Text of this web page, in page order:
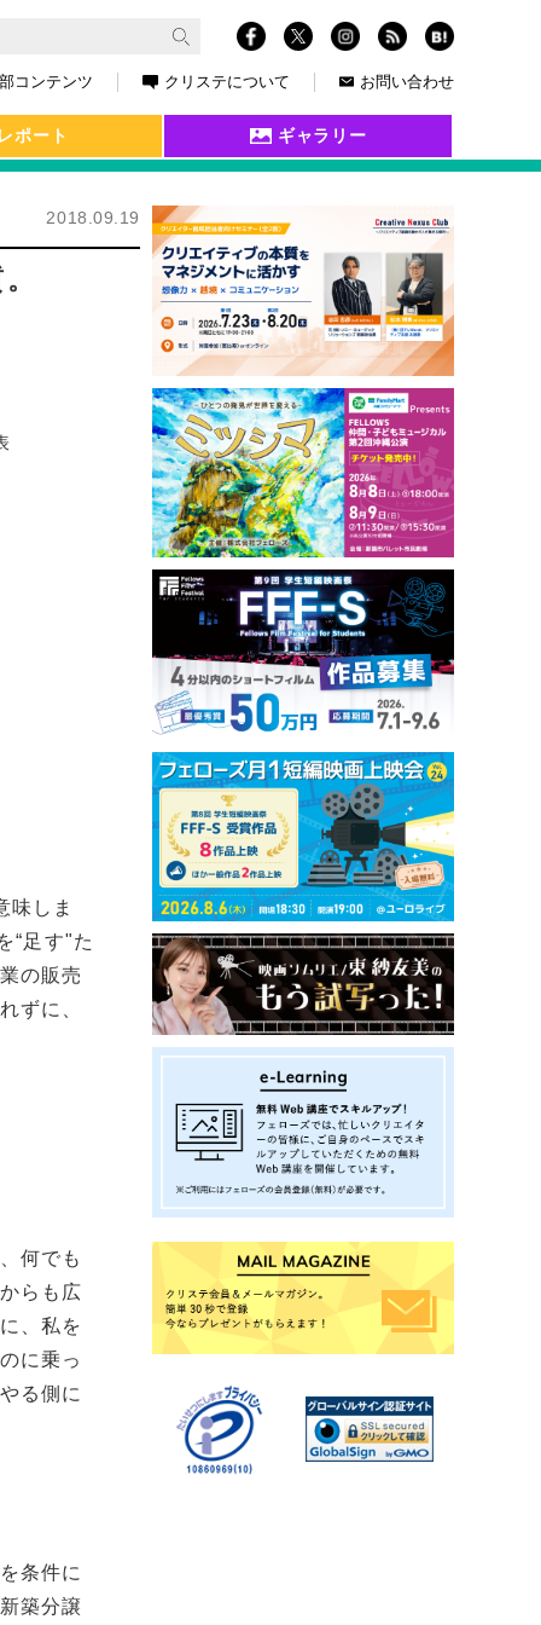
コンテンツ クリステについて お問い合わせ
レポート ギャラリー
2018.09.19
味しま
“足す"た
の販売
ずに、
何でも
らも広
、私を
に乗っ
る側に
条件に
築分譲